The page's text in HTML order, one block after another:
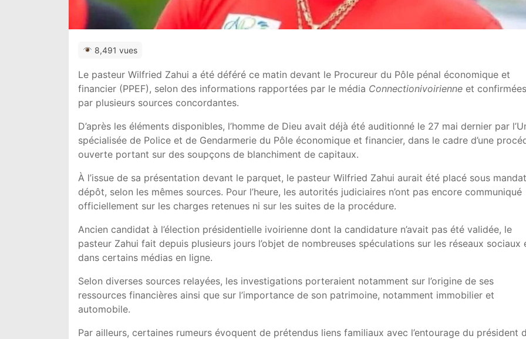
8,491 vues
Le pasteur Wilfried Zahui a été déféré ce matin devant le Procureur du Pôle pénal économique et
financier (PPEF), selon des informations rapportées par le média Connectionivoirienne et confirmées
par plusieurs sources concordantes.
D’après les éléments disponibles, l’homme de Dieu avait déjà été auditionné le 27 mai dernier par
spécialisée de Police et de Gendarmerie du Pôle économique et financier, dans le cadre d’une
ouverte portant sur des soupçons de blanchiment de capitaux.
À l’issue de sa présentation devant le parquet, le pasteur Wilfried Zahui aurait été placé sous
dépôt, selon les mêmes sources. Pour l’heure, les autorités judiciaires n’ont pas encore communiqué
officiellement sur les charges retenues ni sur les suites de la procédure.
Ancien candidat à l’élection présidentielle ivoirienne dont la candidature n’avait pas été validée, le
pasteur Zahui fait depuis plusieurs jours l’objet de nombreuses spéculations sur les réseaux sociaux
dans certains médias en ligne.
Selon diverses sources relayées, les investigations porteraient notamment sur l’origine de ses
ressources financières ainsi que sur l’importance de son patrimoine, notamment immobilier et
automobile.
Par ailleurs, certaines rumeurs évoquent de prétendus liens familiaux avec l’entourage du président